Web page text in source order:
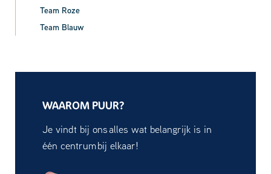
Team Roze
Team Blauw
WAAROM PUUR?
Je vindt bij ons alles wat belangrijk is in
één centrum bij elkaar!